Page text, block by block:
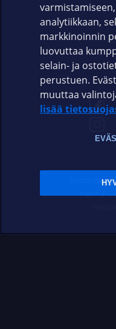
analytiikkaan,
markkinoinnin
luovuttaa
selain- ja
perustuen.
muuttaa
lisää